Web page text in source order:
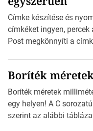
Címke készítése és
címkéket ingyen,
Post megkönnyíti a
igazán foroghatnak a
zajlik a saját címke
Válasszon méretet és
méretét. Akár néhány […]
Boríték
Boríték méretek
egy helyen! A C
szerint az alábbi